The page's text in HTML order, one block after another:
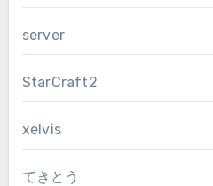
server
StarCraft2
xelvis
てきとう